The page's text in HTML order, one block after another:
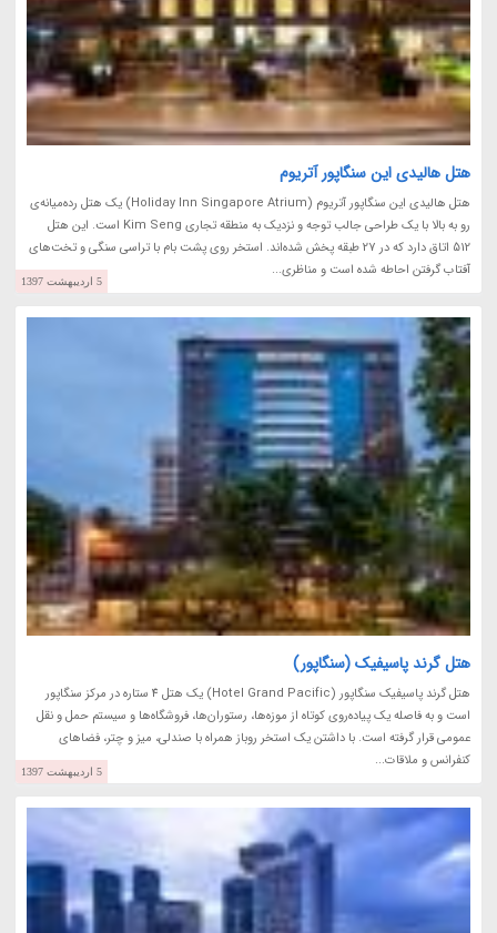
هتل هالیدی این سنگاپور آتریوم
هتل هالیدی این سنگاپور آتریوم (Holiday Inn Singapore Atrium) یک هتل رده‌میانه‌ی
رو به بالا با یک طراحی جالب توجه و نزدیک به منطقه تجاری Kim Seng است. این هتل
512 اتاق دارد که در 27 طبقه پخش شده‌اند. استخر روی پشت بام با تراسی سنگی و تخت‌های
آفتاب گرفتن احاطه شده است و مناظری...
5 اردیبهشت 1397
هتل گرند پاسیفیک (سنگاپور)
هتل گرند پاسیفیک سنگاپور (Hotel Grand Pacific) یک هتل 4 ستاره در مرکز سنگاپور
است و به فاصله یک پیاده‌روی کوتاه از موزه‌ها، رستوران‌ها، فروشگاه‌ها و سیستم حمل و نقل
عمومی قرار گرفته است. با داشتن یک استخر روباز همراه با صندلی، میز و چتر، فضاهای
کنفرانس و ملاقات...
5 اردیبهشت 1397